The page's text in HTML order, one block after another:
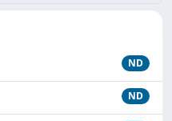
ND
ND